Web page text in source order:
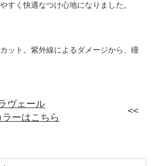
すく快適なつけ心地になりました。
ット。紫外線によるダメージから、瞳
ヴェール
ラーはこちら